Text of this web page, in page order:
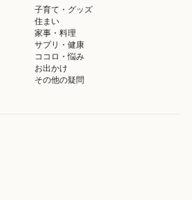
子育て・グッズ
住まい
家事・料理
サプリ・健康
ココロ・悩み
お出かけ
その他の疑問